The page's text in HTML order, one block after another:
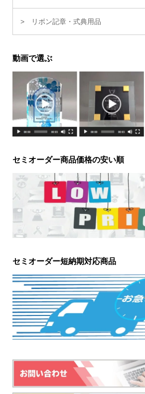
リボン記章・式典用品
動画で選ぶ
セミオーダー商品価格の安い順
セミオーダー短納期対応商品